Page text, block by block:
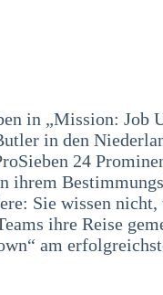
in „Mission: Job
in den
24
ihrem
Sie wissen
ihre Reise
am